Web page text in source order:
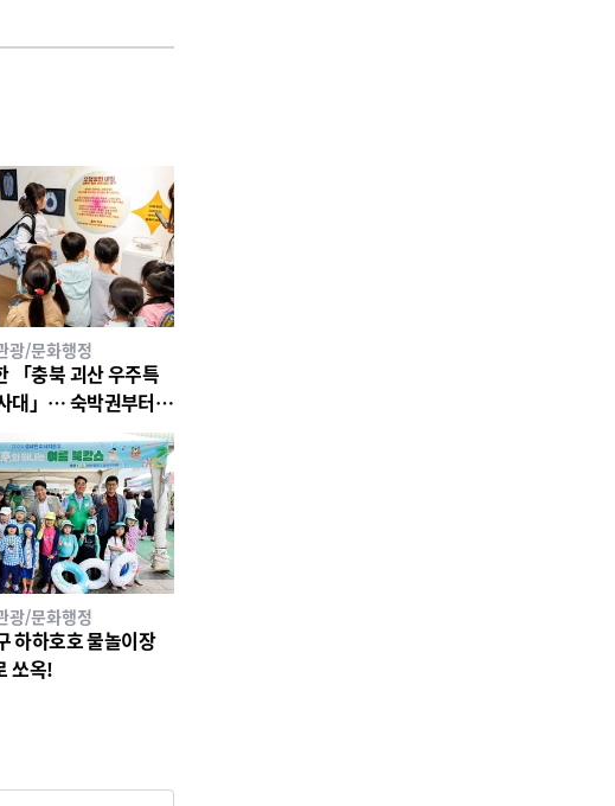
광/문화행정
「충북 괴산 우주특
숙박권부터
지!
광/문화행정
하하호호 물놀이장
쏘옥!